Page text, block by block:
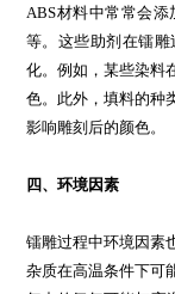
ABS材料中常常会
等。这些助剂在镭
化。例如，某些染料
色。此外，填料的种
影响雕刻后的颜色。
四、环境因素
镭雕过程中环境因素
杂质在高温条件下可